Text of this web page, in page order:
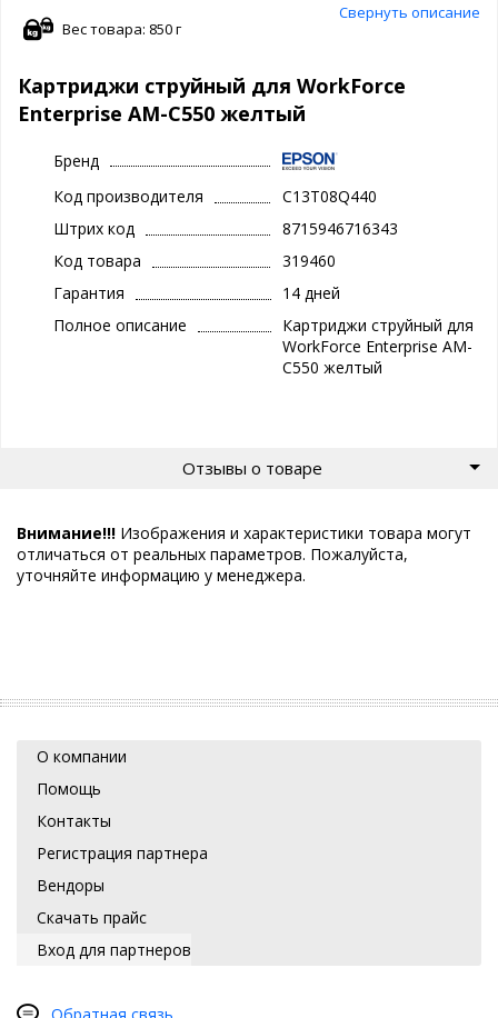
Свернуть описание
Вес товара: 850 г
Картриджи струйный для WorkForce
Enterprise AM-C550 желтый
Бренд
Код производителя
C13T08Q440
Штрих код
8715946716343
Код товара
319460
Гарантия
14 дней
Полное описание
Картриджи струйный для
WorkForce Enterprise AM-
C550 желтый
Отзывы о товаре
Внимание!!! Изображения и характеристики товара могут
отличаться от реальных параметров. Пожалуйста,
уточняйте информацию у менеджера.
О компании
Помощь
Контакты
Регистрация партнера
Вендоры
Скачать прайс
Вход для партнеров